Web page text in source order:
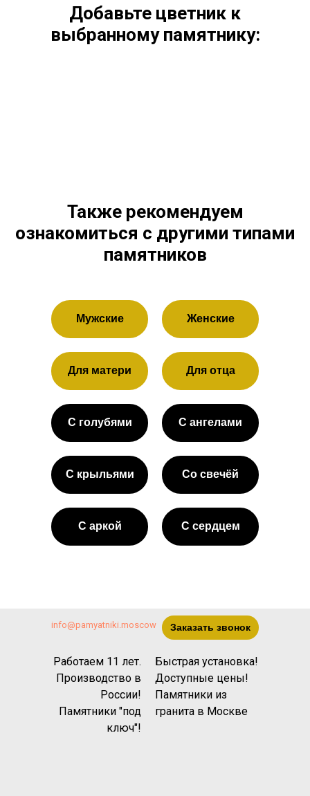
Добавьте цветник к
выбранному памятнику:
Также рекомендуем
ознакомиться с другими типами
памятников
Мужские Женские
Для отца
Для матери
С ангелами
С голубями
Со свечёй
С сердцем
С аркой
С крыльями
Работаем 11 лет.
Производство в
России!
Памятники "под
ключ"!
info@pamyatniki.moscow
Быстрая установка!
Доступные цены!
Памятники из
гранита в Москве
Заказать звонок